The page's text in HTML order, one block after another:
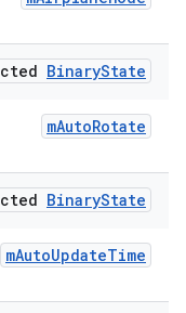
BinaryState
mAutoRotate
BinaryState
mAutoUpdateTime